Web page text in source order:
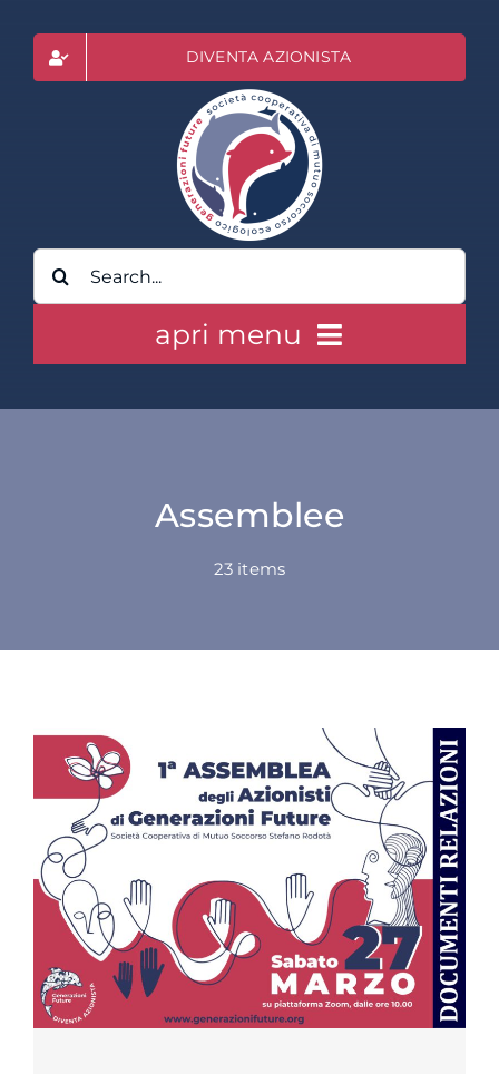
contenuto
DIVENTA AZIONISTA
Cerca
per:
apri menu
NEWS
CONTATTI
Assemblee
23 items